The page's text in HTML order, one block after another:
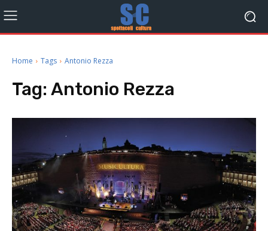
Home Tags Antonio Rezza
Tag: Antonio Rezza